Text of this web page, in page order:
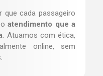
cada passageiro
oatendimento que a
. Atuamos com ética,
online, sem